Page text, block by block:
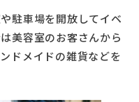
駐車場を開放してイベ
美容室のお客さんから
ドメイドの雑貨などを